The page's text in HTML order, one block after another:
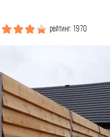
рейтинг: 1970